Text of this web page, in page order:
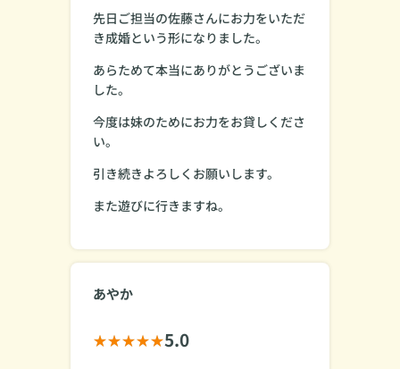
先日ご担当の佐藤さんにお力をいただ
き成婚という形になりました。
あらためて本当にありがとうございま
した。
今度は妹のためにお力をお貸しくださ
い。
引き続きよろしくお願いします。
また遊びに行きますね。
あやか
5.0